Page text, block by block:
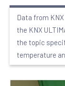
Data from
the KNX
the topic
temperature